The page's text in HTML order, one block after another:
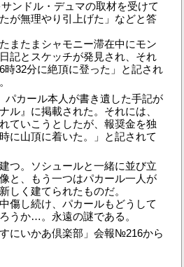
ンドル・デュマの取材を受けて
が無理やり引上げた」などと答
またまシャモニー滞在中にモン
記とスケッチが発見され、それ
32分に絶頂に登った」と記され
カール本人が書き遺した手記が
ル』に掲載された。それには、
ていこうとしたが、報奨金を独
に山頂に着いた。」と記されて
つ。ソシュールと一緒に並び立
と、もう一つはパカール一人が
しく建てられたものだ。
傷し続け、パカールもどうして
うか…。永遠の謎である。
倶楽部」会報№216から